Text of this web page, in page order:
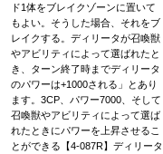
ド1体をブレイクゾーンに置いて
もよい。そうした場合、それをブ
レイクする。ディリータが召喚獣
やアビリティによって選ばれたと
き、ターン終了時までディリータ
のパワーは+1000される」とあり
ます。3CP、パワー7000、そして
召喚獣やアビリティによって選ば
れたときにパワーを上昇させるこ
とができる【4-087R】ディリータ